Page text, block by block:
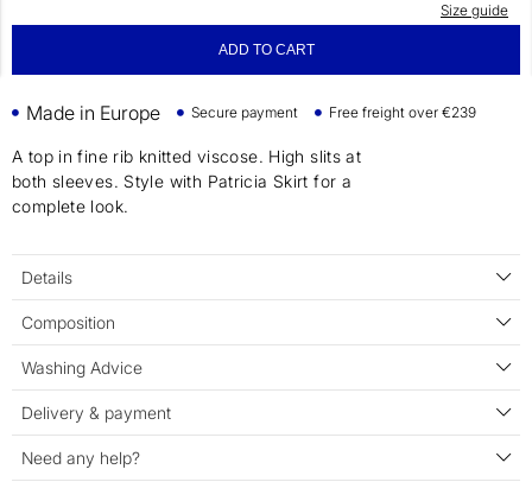
Size guide
ADD TO CART
Made in Europe Secure payment Free freight over €239
A top in fine rib knitted viscose. High slits at
both sleeves. Style with Patricia Skirt for a
complete look.
Details
Composition
Washing Advice
Delivery & payment
Need any help?